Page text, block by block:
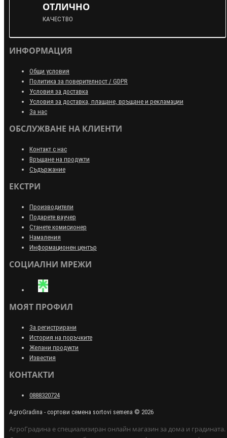
ОТЛИЧНО
КАЧЕСТВО
ИНФОРМАЦИЯ
Общи условия
Политика за поверителност / GDPR
Условия за доставка
Условия за доставка, плащане, връщане и рекламации
За нас
ОБСЛУЖВАНЕ НА КЛИЕНТИ
Контакт с нас
Връщане на продукти
Съдържание
ЕКСТРИ
Производители
Подарете ваучер
Станете комисионер
Намаления
Информационен център
СОЦИАЛНИ МРЕЖИ
МОЯТ ПРОФИЛ
За регистрирани
История на поръчките
Желани продукти
Известия
КОНТАКТИ
0888320724
AgroGradina - сортови семена sortovi semena © 2026
АгроГрадина е специализиран онлайн магазин за дома и градината.